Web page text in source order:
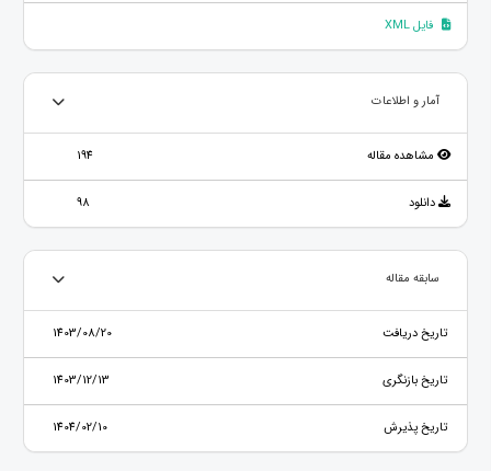
فایل XML
آمار و اطلاعات
مشاهده مقاله 194
دانلود 98
سابقه مقاله
تاریخ دریافت 1403/08/20
تاریخ بازنگری 1403/12/13
تاریخ پذیرش 1404/02/10